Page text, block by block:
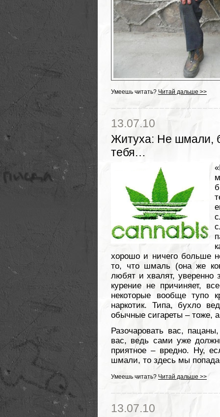
Умеешь читать?Читай дальше >>
13.07.10
Житуха: Не шмали,
тебя…
хорошо и ничего больше
то, что шмаль (она же
любят и хвалят, уверенно
курение не причиняет,
некоторые вообще тупо
наркотик. Типа, бухло
обычные сигареты – тоже,
Разочаровать вас,
вас, ведь сами уже
приятное – вредно. Ну,
шмали, то здесь мы
Умеешь читать? Читай дальше >>
13.07.10